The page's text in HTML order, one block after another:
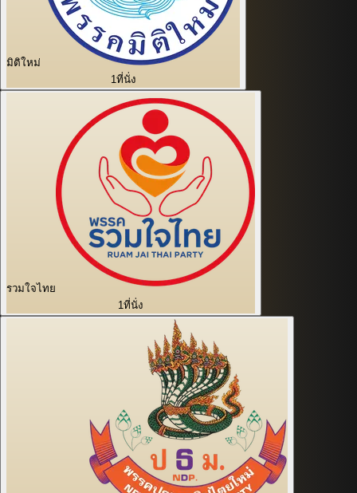
มิติใหม่
1ที่นั่ง
รวมใจไทย
1ที่นั่ง